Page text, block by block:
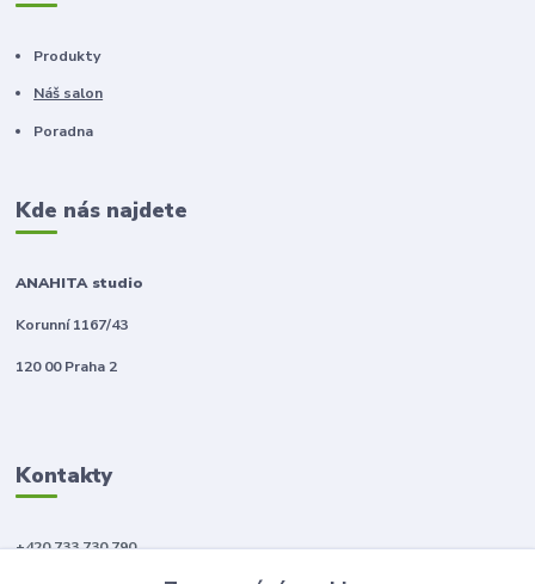
Produkty
Náš salon
Poradna
Kde nás najdete
ANAHITA studio
Korunní 1167/43
120 00 Praha 2
Kontakty
+420 733 730 790